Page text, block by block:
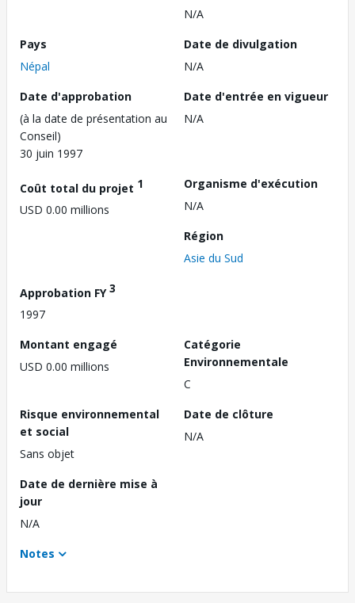
N/A
Pays
Népal
Date de divulgation
N/A
Date d'approbation
(à la date de présentation au
Conseil)
30 juin 1997
Date d'entrée en vigueur
N/A
Coût total du projet 1
USD 0.00 millions
Organisme d'exécution
N/A
Région
Asie du Sud
Approbation FY3
1997
Montant engagé
USD 0.00 millions
Catégorie
Environnementale
C
Risque environnemental
et social
Sans objet
Date de clôture
N/A
Date de dernière mise à
jour
N/A
Notes